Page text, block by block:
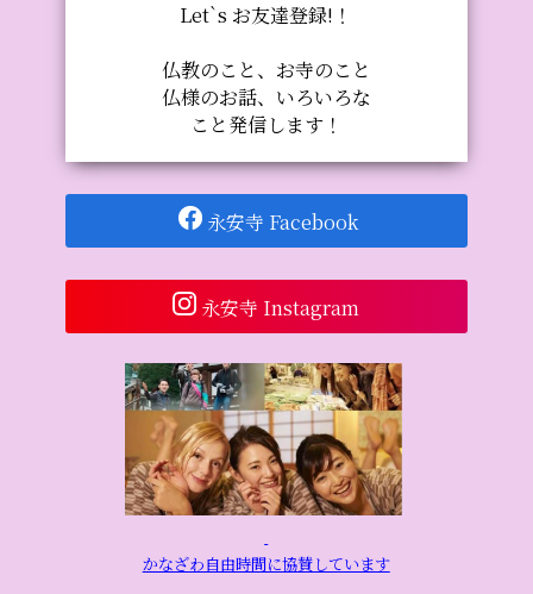
Let`s お友達登録!！
仏教のこと、お寺のこと
仏様のお話、いろいろな
こと発信します！
永安寺 Facebook
永安寺 Instagram
かなざわ自由時間に協賛しています